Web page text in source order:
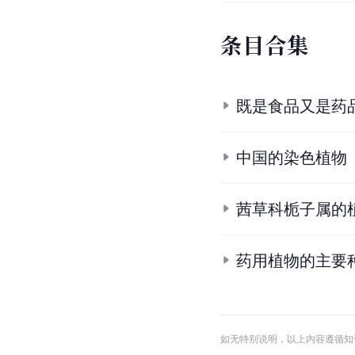
条目合集
既是食品又是药
中国的染色植物
茜草科栀子属的
药用植物的主要
如无特别说明，以上内容遵循